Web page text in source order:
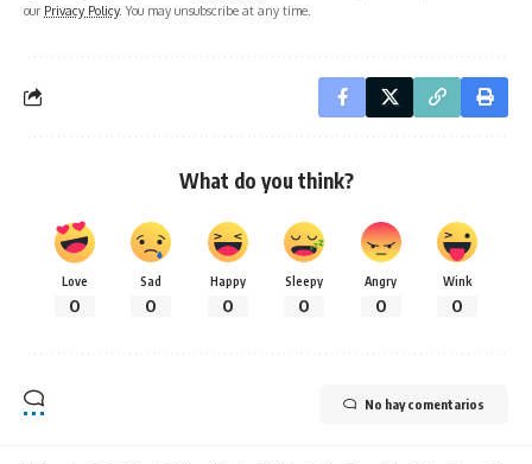
our Privacy Policy. You may unsubscribe at any time.
What do you think?
Love
0
Sad
0
Happy
0
Sleepy
0
Angry
0
Wink
0
No hay comentarios